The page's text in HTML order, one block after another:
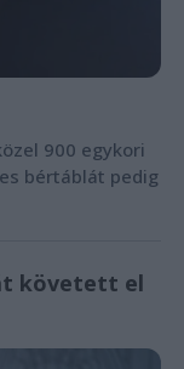
900 egykori
bértáblát pedig
követett el